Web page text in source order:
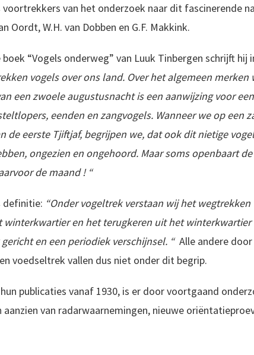
voortrekkers van het onderzoek naar dit fascinerende
Oordt, W.H. van Dobben en G.F. Makkink.
“Vogels onderweg” van Luuk Tinbergen schrijft hij
vogels over ons land. Over het algemeen merken
een zwoele augustusnacht is een aanwijzing voor
eenden en zangvogels. Wanneer we op een
de eerste Tjiftjaf, begrijpen we, dat ook dit nietige
ongezien en ongehoord. Maar soms openbaart
de maand ! “
definitie: “Onder vogeltrek verstaan wij het
winterkwartier en het terugkeren uit het winterkwartier
en een periodiek verschijnsel. “Alle andere
voedseltrek vallen dus niet onder dit begrip.
publicaties vanaf 1930, is er door voortgaand
van radarwaarnemingen, nieuwe